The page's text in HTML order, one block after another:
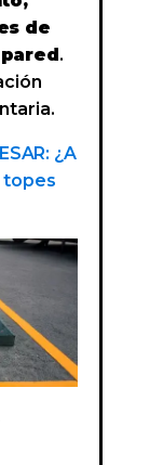
de
.
¿A
topes